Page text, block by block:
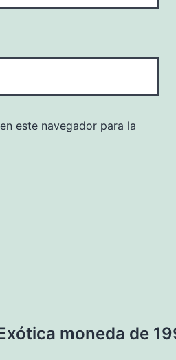
este navegador para la
moneda de